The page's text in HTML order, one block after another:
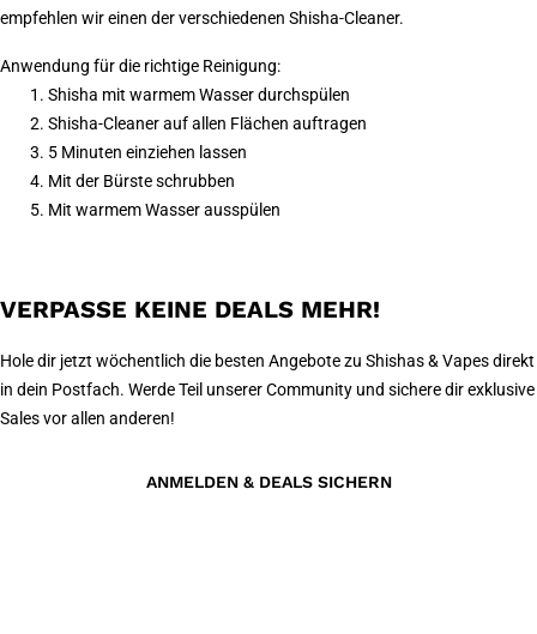
empfehlen wir einen der verschiedenen Shisha-Cleaner.
Anwendung für die richtige Reinigung:
Shisha mit warmem Wasser durchspülen
Shisha-Cleaner auf allen Flächen auftragen
5 Minuten einziehen lassen
Mit der Bürste schrubben
Mit warmem Wasser ausspülen
VERPASSE KEINE DEALS MEHR!
Hole dir jetzt wöchentlich die besten Angebote zu Shishas & Vapes direkt
in dein Postfach. Werde Teil unserer Community und sichere dir exklusive
Sales vor allen anderen!
ANMELDEN & DEALS SICHERN